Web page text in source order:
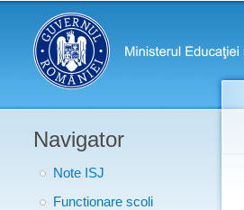
Meniu principal
Navigator
Note ISJ
Functionare scoli